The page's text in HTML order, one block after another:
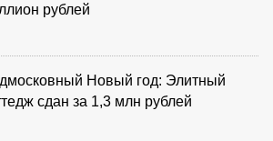
рублей
Новый год: Элитный
сдан за 1,3 млн рублей